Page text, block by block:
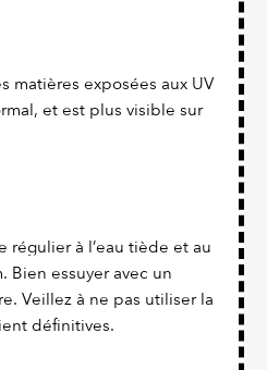
matières exposées aux UV
et est plus visible sur
régulier à l’eau tiède et au
Bien essuyer avec un
Veillez à ne pas utiliser la
définitives.